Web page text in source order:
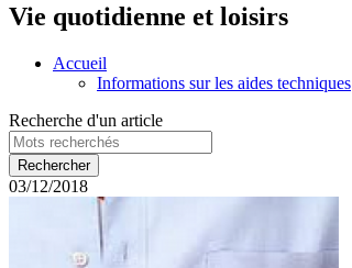
Vie quotidienne et loisirs
Accueil
Informations sur les aides techniques
Recherche d'un article
03/12/2018